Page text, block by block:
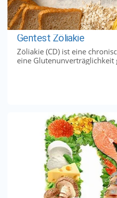
Gentest Zöliakie
Zöliakie (CD) ist eine
eine Glutenunverträglichkeit